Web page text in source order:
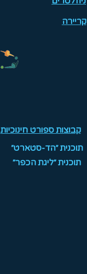
קריירה
קבוצות ספורט חינוכיות
תוכנית ״הד-סטארט״
תוכנית ״ליגת הכפר״